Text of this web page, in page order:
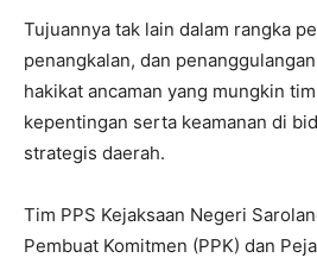
Tujuannya tak lain dalam rangka
penangkalan, dan
hakikat ancaman yang mungkin
kepentingan serta keamanan di
strategis daerah.
Tim PPS Kejaksaan Negeri
Pembuat Komitmen (PPK) dan